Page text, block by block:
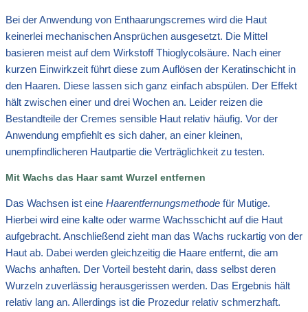
Bei der Anwendung von Enthaarungscremes wird die Haut
keinerlei mechanischen Ansprüchen ausgesetzt. Die Mittel
basieren meist auf dem Wirkstoff Thioglycolsäure. Nach einer
kurzen Einwirkzeit führt diese zum Auflösen der Keratinschicht in
den Haaren. Diese lassen sich ganz einfach abspülen. Der Effekt
hält zwischen einer und drei Wochen an. Leider reizen die
Bestandteile der Cremes sensible Haut relativ häufig. Vor der
Anwendung empfiehlt es sich daher, an einer kleinen,
unempfindlicheren Hautpartie die Verträglichkeit zu testen.
Mit Wachs das Haar samt Wurzel entfernen
Das Wachsen ist eine Haarentfernungsmethode für Mutige.
Hierbei wird eine kalte oder warme Wachsschicht auf die Haut
aufgebracht. Anschließend zieht man das Wachs ruckartig von der
Haut ab. Dabei werden gleichzeitig die Haare entfernt, die am
Wachs anhaften. Der Vorteil besteht darin, dass selbst deren
Wurzeln zuverlässig herausgerissen werden. Das Ergebnis hält
relativ lang an. Allerdings ist die Prozedur relativ schmerzhaft.